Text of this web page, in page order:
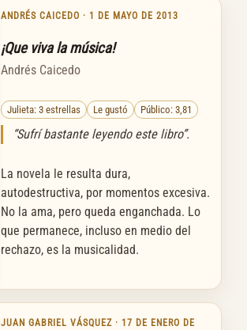
ANDRÉS CAICEDO · 1 DE MAYO DE 2013
¡Que viva la música!
Andrés Caicedo
Julieta: 3 estrellas Le gustó Público: 3,81
“Sufrí bastante leyendo este libro”.
La novela le resulta dura,
autodestructiva, por momentos excesiva.
No la ama, pero queda enganchada. Lo
que permanece, incluso en medio del
rechazo, es la musicalidad.
JUAN GABRIEL VÁSQUEZ · 17 DE ENERO DE